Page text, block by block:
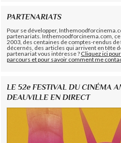
PARTENARIATS
Pour se développer,
partenariats. Inthemoodforcinema.com, ce
2003, des centaines de comptes-rendus
décernés, des articles qui arrivent en tête
partenariat vous intéresse ?Cliquez ici
parcours et pour savoir comment me
LE 52e FESTIVAL DU CINÉMA
DEAUVILLE EN DIRECT